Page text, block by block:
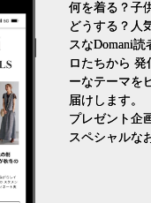
何を着る？子
どうする？人
スなDomani
ロたちから 発
ーなテーマを
届けします。
プレゼント企
スペシャルな